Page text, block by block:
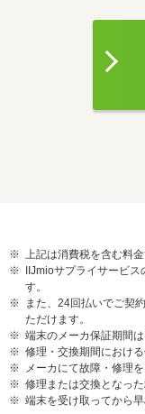
上記は消費税を含む料
IIJmioサプライサービ
す。
また、24回払いでご契
ただけます。
端末のメーカ保証期間
修理・交換期間におけ
メーカにて故障・修理
修理または交換となっ
端末を受け取ってから